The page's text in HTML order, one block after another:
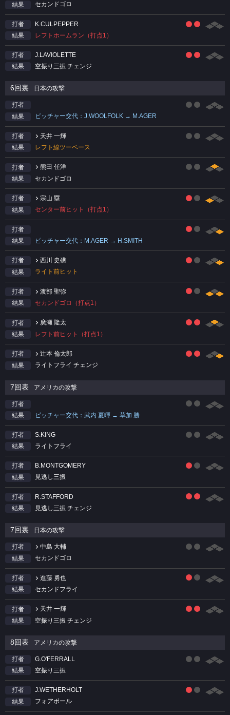
結果
セカンドゴロ
打者
K.CULPEPPER
結果
レフトホームラン（打点1）
打者
J.LAVIOLETTE
結果
空振り三振 チェンジ
6回裏 日本の攻撃
打者
結果
ピッチャー交代：J.WOOLFOLK → M.AGER
打者
天井 一輝
結果
レフト線ツーベース
打者
熊田 任洋
結果
セカンドゴロ
打者
宗山 塁
結果
センター前ヒット（打点1）
打者
結果
ピッチャー交代：M.AGER → H.SMITH
打者
西川 史礁
結果
ライト前ヒット
打者
渡部 聖弥
結果
セカンドゴロ（打点1）
打者
廣瀬 隆太
結果
レフト前ヒット（打点1）
打者
辻本 倫太郎
結果
ライトフライ チェンジ
7回表 アメリカの攻撃
打者
結果
ピッチャー交代：武内 夏暉 → 草加 勝
打者
S.KING
結果
ライトフライ
打者
B.MONTGOMERY
結果
見逃し三振
打者
R.STAFFORD
結果
見逃し三振 チェンジ
7回裏 日本の攻撃
打者
中島 大輔
結果
セカンドゴロ
打者
進藤 勇也
結果
セカンドフライ
打者
天井 一輝
結果
空振り三振 チェンジ
8回表 アメリカの攻撃
打者
G.O'FERRALL
結果
空振り三振
打者
J.WETHERHOLT
結果
フォアボール